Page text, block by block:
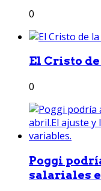
0
El Cristo
0
Poggi
salariales